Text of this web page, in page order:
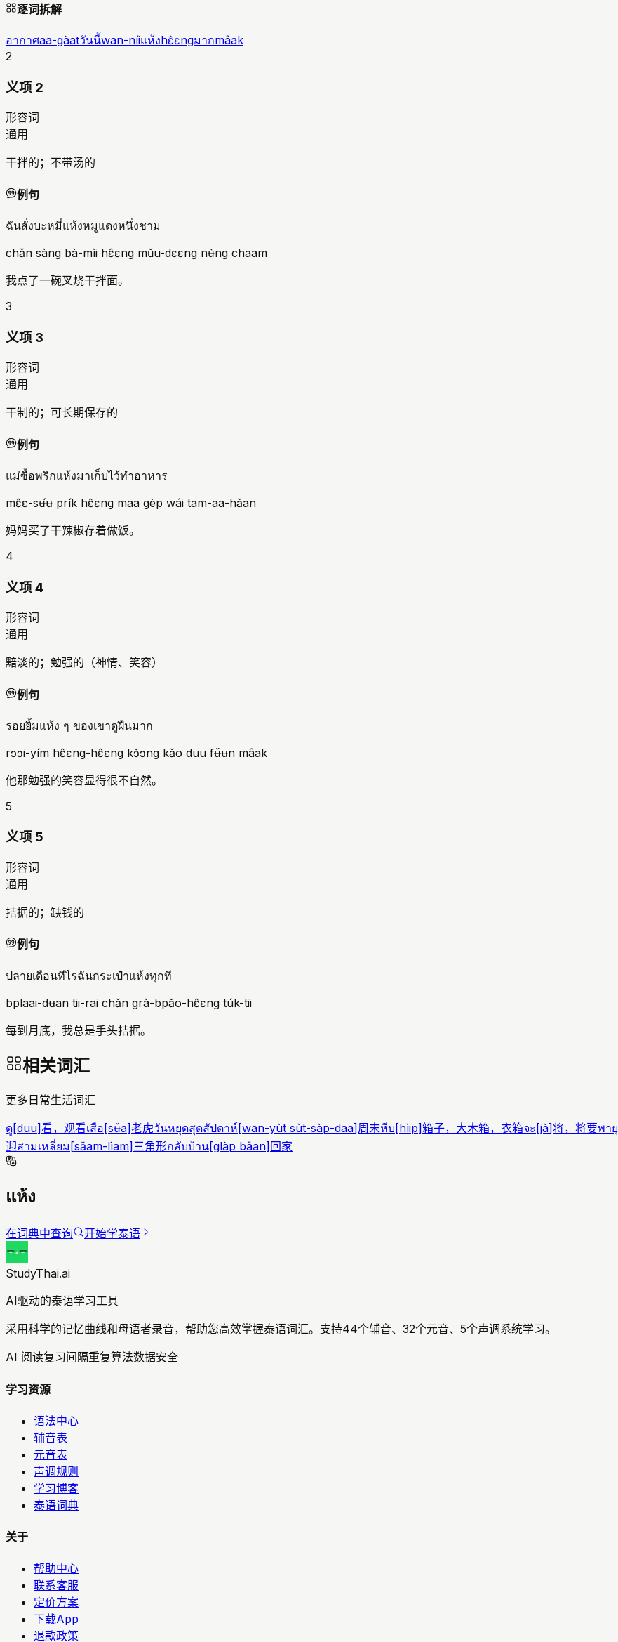
逐词拆解
อากาศaa-gàatวันนี้wan-níiแห้งhɛ̂ɛngมากmâak
2
义项 2
形容词
通用
干拌的；不带汤的
例句
ฉันสั่งบะหมี่แห้งหมูแดงหนึ่งชาม
chǎn sàng bà-mìi hɛ̂ɛng mǔu-dɛɛng nʉ̀ng chaam
我点了一碗叉烧干拌面。
3
义项 3
形容词
通用
干制的；可长期保存的
例句
แม่ซื้อพริกแห้งมาเก็บไว้ทำอาหาร
mɛ̂ɛ-sʉ́ʉ prík hɛ̂ɛng maa gèp wái tam-aa-hǎan
妈妈买了干辣椒存着做饭。
4
义项 4
形容词
通用
黯淡的；勉强的（神情、笑容）
例句
รอยยิ้มแห้ง ๆ ของเขาดูฝืนมาก
rɔɔi-yím hɛ̂ɛng-hɛ̂ɛng kɔ̌ɔng kǎo duu fʉ̌ʉn mâak
他那勉强的笑容显得很不自然。
5
义项 5
形容词
通用
拮据的；缺钱的
例句
ปลายเดือนทีไรฉันกระเป๋าแห้งทุกที
bplaai-dʉan tii-rai chǎn grà-bpǎo-hɛ̂ɛng túk-tii
每到月底，我总是手头拮据。
相关词汇
更多日常生活词汇
ดู[duu]看，观看เสือ[sʉ̌a]老虎วันหยุดสุดสัปดาห์[wan-yùt sùt-sàp-daa]周末หีบ[hìip]箱子，大木箱，衣箱จะ[jà]将，将要พายุ
迎สามเหลี่ยม[sǎam-lìam]三角形กลับบ้าน[glàp bâan]回家
แห้ง
在词典中查询 开始学泰语
StudyThai.ai
AI驱动的泰语学习工具
采用科学的记忆曲线和母语者录音，帮助您高效掌握泰语词汇。支持44个辅音、32个元音、5个声调系统学习。
AI 阅读复习间隔重复算法数据安全
学习资源
语法中心
辅音表
元音表
声调规则
学习博客
泰语词典
关于
帮助中心
联系客服
定价方案
下载App
退款政策